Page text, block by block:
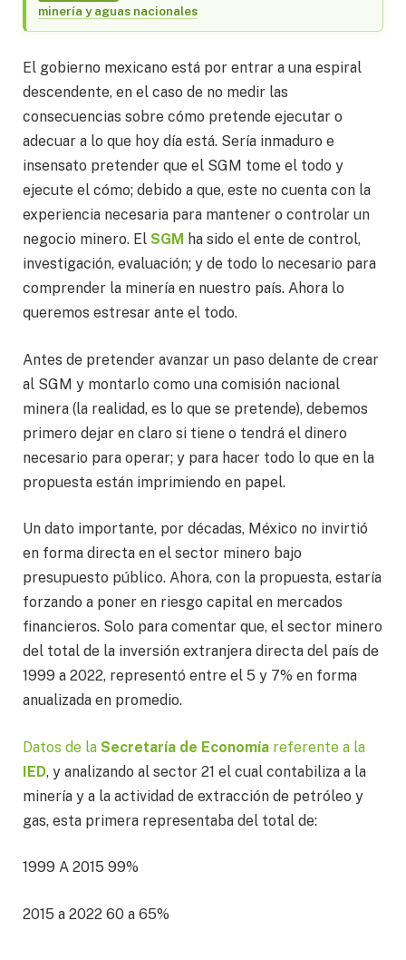
minería y aguas nacionales
El gobierno mexicano está por entrar a una espiral
descendente, en el caso de no medir las
consecuencias sobre cómo pretende ejecutar o
adecuar a lo que hoy día está. Sería inmaduro e
insensato pretender que el SGM tome el todo y
ejecute el cómo; debido a que, este no cuenta con la
experiencia necesaria para mantener o controlar un
negocio minero. El SGM ha sido el ente de control,
investigación, evaluación; y de todo lo necesario para
comprender la minería en nuestro país. Ahora lo
queremos estresar ante el todo.
Antes de pretender avanzar un paso delante de crear
al SGM y montarlo como una comisión nacional
minera (la realidad, es lo que se pretende), debemos
primero dejar en claro si tiene o tendrá el dinero
necesario para operar; y para hacer todo lo que en la
propuesta están imprimiendo en papel.
Un dato importante, por décadas, México no invirtió
en forma directa en el sector minero bajo
presupuesto público. Ahora, con la propuesta, estaría
forzando a poner en riesgo capital en mercados
financieros. Solo para comentar que, el sector minero
del total de la inversión extranjera directa del país de
1999 a 2022, representó entre el 5 y 7% en forma
anualizada en promedio.
Datos de la Secretaría de Economía referente a la
IED, y analizando al sector 21 el cual contabiliza a la
minería y a la actividad de extracción de petróleo y
gas, esta primera representaba del total de:
1999 A 2015 99%
2015 a 2022 60 a 65%